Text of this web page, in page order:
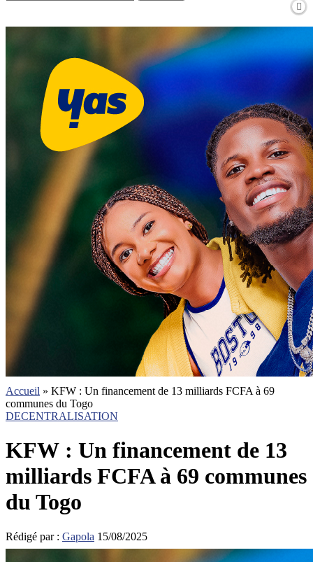
Accueil » KFW : Un financement de 13 milliards FCFA à 69
communes du Togo
DECENTRALISATION
KFW : Un financement de 13
milliards FCFA à 69 communes
du Togo
Rédigé par : Gapola 15/08/2025